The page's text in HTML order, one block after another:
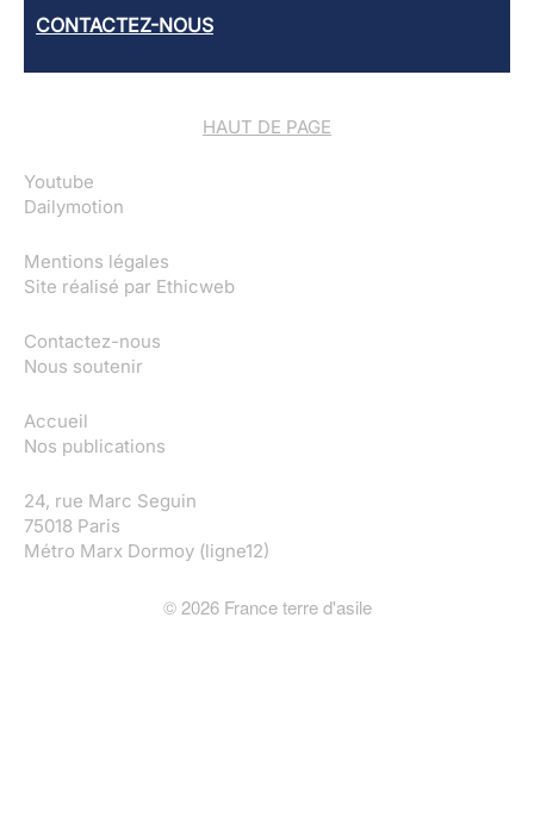
CONTACTEZ-NOUS
HAUT DE PAGE
Youtube
Dailymotion
Mentions légales
Site réalisé par Ethicweb
Contactez-nous
Nous soutenir
Accueil
Nos publications
24, rue Marc Seguin
75018 Paris
Métro Marx Dormoy (ligne12)
© 2026France terre d'asile